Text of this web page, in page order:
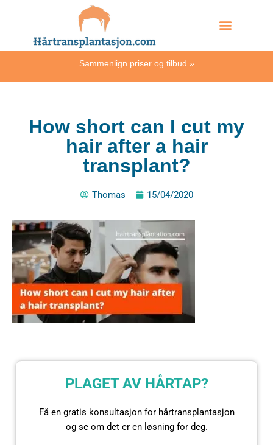
Sammenlign priser og tilbud »
How short can I cut my
hair after a hair
transplant?
Thomas 15/04/2020
PLAGET AV HÅRTAP?
Få en gratis konsultasjon for hårtransplantasjon
og se om det er en løsning for deg.